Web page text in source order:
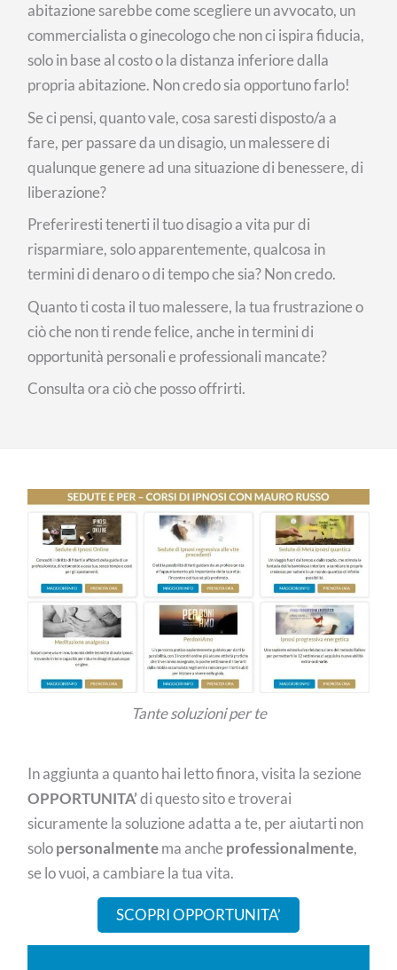
abitazione sarebbe come scegliere un avvocato, un
commercialista o ginecologo che non ci ispira fiducia,
solo in base al costo o la distanza inferiore dalla
propria abitazione. Non credo sia opportuno farlo!
Se ci pensi, quanto vale, cosa saresti disposto/a a
fare, per passare da un disagio, un malessere di
qualunque genere ad una situazione di benessere, di
liberazione?
Preferiresti tenerti il tuo disagio a vita pur di
risparmiare, solo apparentemente, qualcosa in
termini di denaro o di tempo che sia? Non credo.
Quanto ti costa il tuo malessere, la tua frustrazione o
ciò che non ti rende felice, anche in termini di
opportunità personali e professionali mancate?
Consulta ora ciò che posso offrirti.
Tante soluzioni per te
In aggiunta a quanto hai letto finora, visita la sezione
OPPORTUNITA’di questo sito e troverai
sicuramente la soluzione adatta a te, per aiutarti non
solopersonalmentema ancheprofessionalmente,
se lo vuoi, a cambiare la tua vita.
SCOPRI OPPORTUNITA’